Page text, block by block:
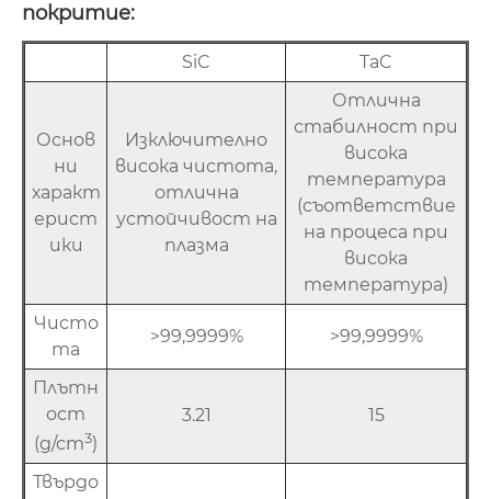
покритие:
SiC TaC
Основ
ни
характ
ерист
ики
Изключително
висока чистота,
отлична
устойчивост на
плазма
Отлична
стабилност при
висока
температура
(съответствие
на процеса при
висока
температура)
Чисто
та
>99,9999% >99,9999%
Плътн
ост
(g/cm3)
3.21 15
Твърдо